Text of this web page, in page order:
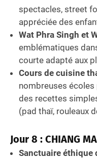
spectacles, street
appréciée des
Wat Phra Singh et
emblématiques
courte adapté aux
Cours de cuisine
nombreuses
des recettes
(pad thaï, rouleaux
Jour 8 : CHIANG
Sanctuaire éthique